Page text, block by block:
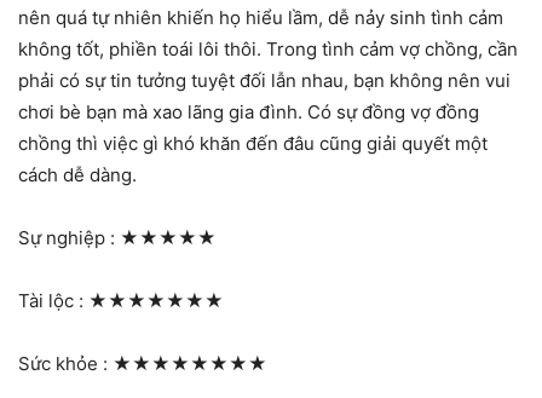
nên quá tự nhiên khiến họ hiểu lầm, dễ nảy sinh tình cảm
không tốt, phiền toái lôi thôi. Trong tình cảm vợ chồng, cần
phải có sự tin tưởng tuyệt đối lẫn nhau, bạn không nên vui
chơi bè bạn mà xao lãng gia đình. Có sự đồng vợ đồng
chồng thì việc gì khó khăn đến đâu cũng giải quyết một
cách dễ dàng.
Sự nghiệp : ★★★★★
Tài lộc : ★★★★★★★
Sức khỏe : ★★★★★★★★